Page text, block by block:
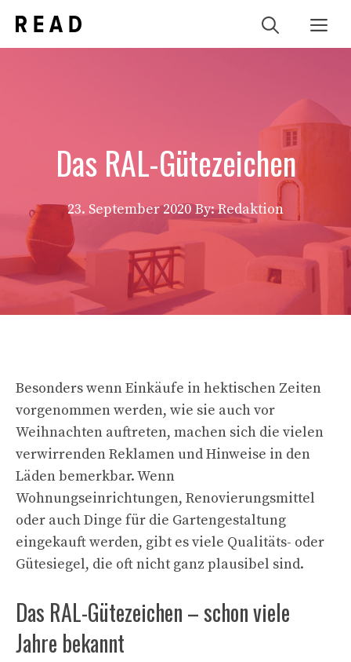
Inhalt
springen
Das RAL-Gütezeichen
23. September 2020 By: Redaktion
Besonders wenn Einkäufe in hektischen Zeiten
vorgenommen werden, wie sie auch vor
Weihnachten auftreten, machen sich die vielen
verwirrenden Reklamen und Hinweise in den
Läden bemerkbar. Wenn
Wohnungseinrichtungen, Renovierungsmittel
oder auch Dinge für die Gartengestaltung
eingekauft werden, gibt es viele Qualitäts- oder
Gütesiegel, die oft nicht ganz plausibel sind.
Das RAL-Gütezeichen – schon viele
Jahre bekannt